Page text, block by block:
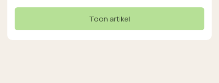
Toon artikel